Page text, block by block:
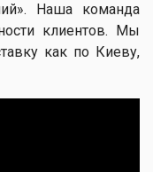
Наша команда
клиентов. Мы
как по Киеву,